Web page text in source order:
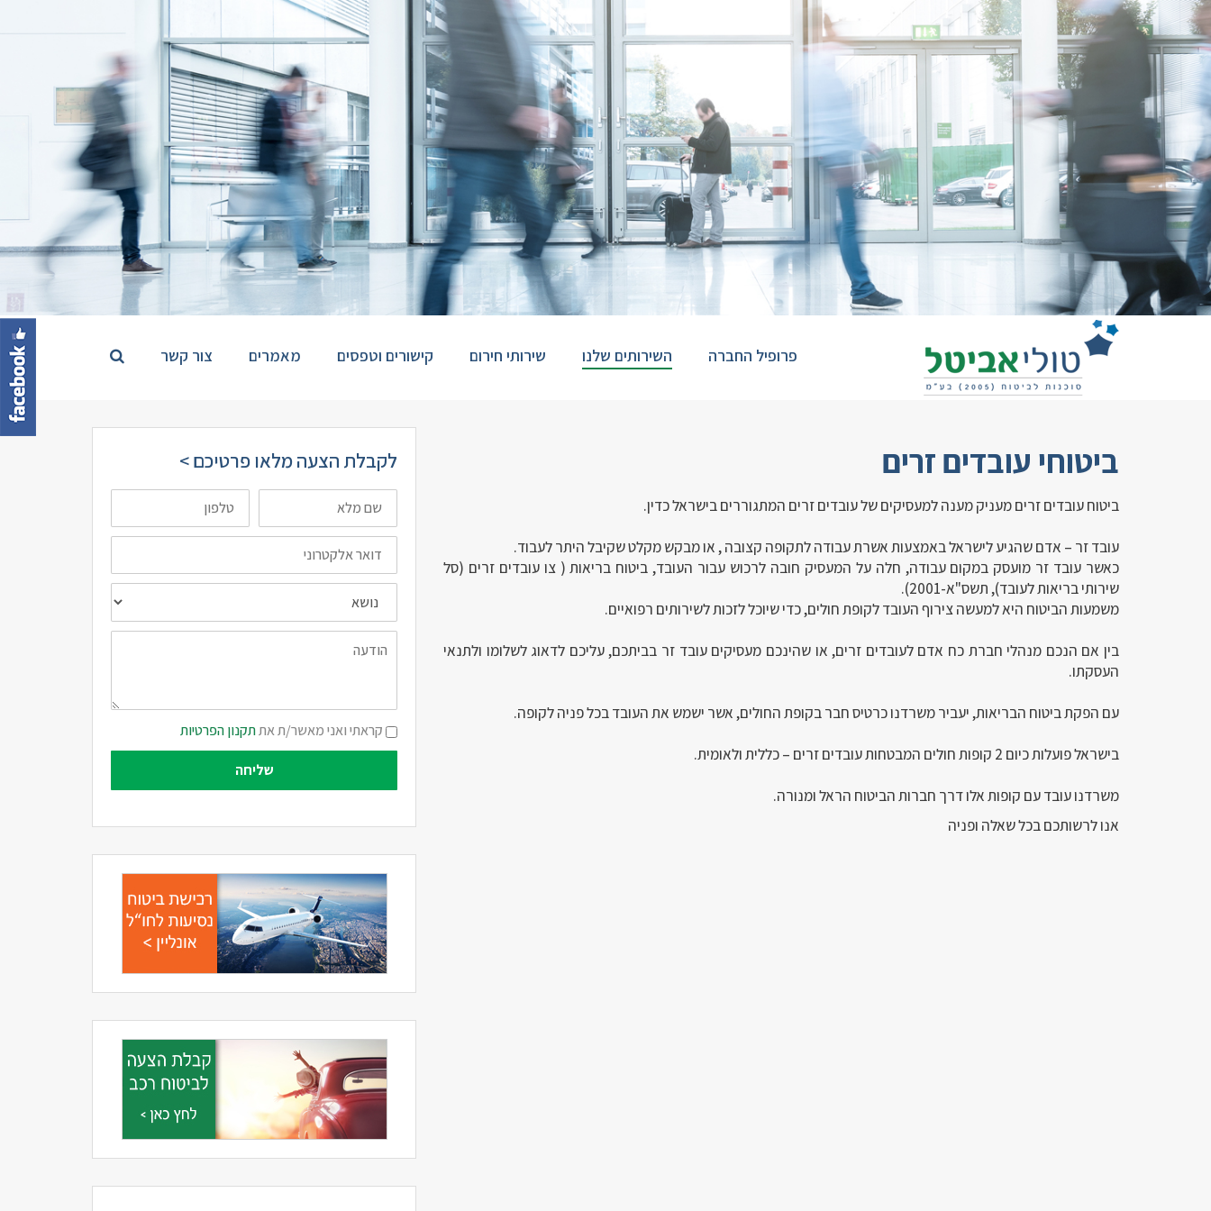
פרופיל החברה השירותים שלנו שירותי חירום קישורים וטפסים מאמרים צור קשר
ביטוחי עובדים זרים
ביטוח עובדים זרים מעניק מענה למעסיקים של עובדים זרים המתגוררים בישראל כדין.
עובד זר – אדם שהגיע לישראל באמצעות אשרת עבודה לתקופה קצובה , או מבקש מקלט שקיבל היתר לעבוד.
כאשר עובד זר מועסק במקום עבודה, חלה על המעסיק חובה לרכוש עבור העובד, ביטוח בריאות ( צו עובדים זרים (סל
שירותי בריאות לעובד), תשס"א-2001).
משמעות הביטוח היא למעשה צירוף העובד לקופת חולים, כדי שיוכל לזכות לשירותים רפואיים.
בין אם הנכם מנהלי חברת כח אדם לעובדים זרים, או שהינכם מעסיקים עובד זר בביתכם, עליכם לדאוג לשלומו ולתנאי
העסקתו.
עם הפקת ביטוח הבריאות, יעביר משרדנו כרטיס חבר בקופת החולים, אשר ישמש את העובד בכל פניה לקופה.
בישראל פועלות כיום 2 קופות חולים המבטחות עובדים זרים – כללית ולאומית.
משרדנו עובד עם קופות אלו דרך חברות הביטוח הראל ומנורה.
אנו לרשותכם בכל שאלה ופניה
לקבלת הצעה מלאו פרטיכם >
שם
מלא
טלפון
דואר
אלקטרוני
נושא
הודעה
תקנון
פרטיות
קראתי ואני מאשר/ת אתתקנון הפרטיות
שליחה